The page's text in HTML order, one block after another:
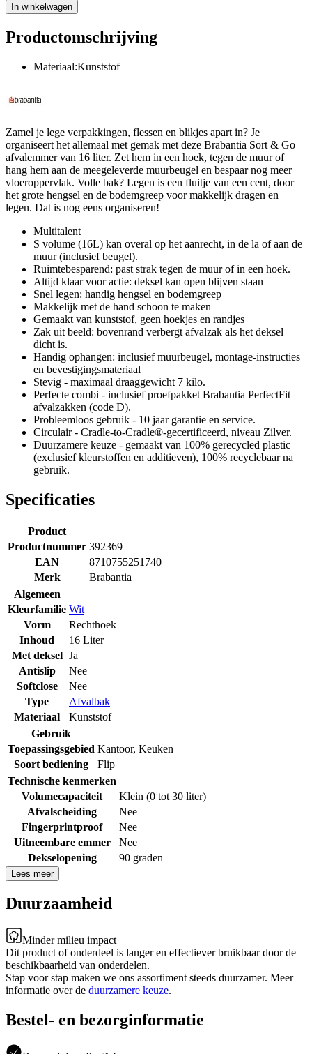
In winkelwagen
Productomschrijving
Materiaal:Kunststof
Zamel je lege verpakkingen, flessen en blikjes apart in? Je
organiseert het allemaal met gemak met deze Brabantia Sort & Go
afvalemmer van 16 liter. Zet hem in een hoek, tegen de muur of
hang hem aan de meegeleverde muurbeugel en bespaar nog meer
vloeroppervlak. Volle bak? Legen is een fluitje van een cent, door
het grote hengsel en de bodemgreep voor makkelijk dragen en
legen. Dat is nog eens organiseren!
Multitalent
S volume (16L) kan overal op het aanrecht, in de la of aan de
muur (inclusief beugel).
Ruimtebesparend: past strak tegen de muur of in een hoek.
Altijd klaar voor actie: deksel kan open blijven staan
Snel legen: handig hengsel en bodemgreep
Makkelijk met de hand schoon te maken
Gemaakt van kunststof, geen hoekjes en randjes
Zak uit beeld: bovenrand verbergt afvalzak als het deksel
dicht is.
Handig ophangen: inclusief muurbeugel, montage-instructies
en bevestigingsmateriaal
Stevig - maximaal draaggewicht 7 kilo.
Perfecte combi - inclusief proefpakket Brabantia PerfectFit
afvalzakken (code D).
Probleemloos gebruik - 10 jaar garantie en service.
Circulair - Cradle-to-Cradle®-gecertificeerd, niveau Zilver.
Duurzamere keuze - gemaakt van 100% gerecycled plastic
(exclusief kleurstoffen en additieven), 100% recyclebaar na
gebruik.
Specificaties
Product
Productnummer 392369
EAN
8710755251740
Merk
Brabantia
Algemeen
Kleurfamilie Wit
Vorm
Rechthoek
Inhoud
16 Liter
Met deksel Ja
Antislip
Nee
Softclose
Nee
Type
Afvalbak
Materiaal
Kunststof
Gebruik
Toepassingsgebied Kantoor, Keuken
Soort bediening
Flip
Technische kenmerken
Volumecapaciteit
Klein (0 tot 30 liter)
Afvalscheiding
Nee
Fingerprintproof
Nee
Uitneembare emmer
Nee
Dekselopening
90 graden
Lees meer
Duurzaamheid
Minder milieu impact
Dit product of onderdeel is langer en effectiever bruikbaar door de
beschikbaarheid van onderdelen.
Stap voor stap maken we ons assortiment steeds duurzamer. Meer
informatie over de duurzamere keuze.
Bestel- en bezorginformatie